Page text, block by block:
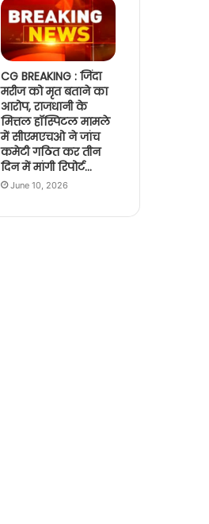
CG BREAKING : जिंदा
मरीज को मृत बताने का
आरोप, राजधानी के
मित्तल हॉस्पिटल मामले
में सीएमएचओ ने जांच
कमेटी गठित कर तीन
दिन में मांगी रिपोर्ट…
June 10, 2026